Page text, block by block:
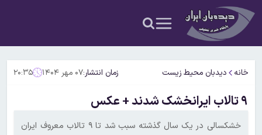
خانه دیدبان محیط زیست زمان انتشار:۰۷ مهر ۱۴۰۴ ۲۰:۳۵
۹ تالاب ایرانخشک شدند + عکس
خشکسالی در یک سال گذشته سبب شد تا ۹ تالاب معروف ایران